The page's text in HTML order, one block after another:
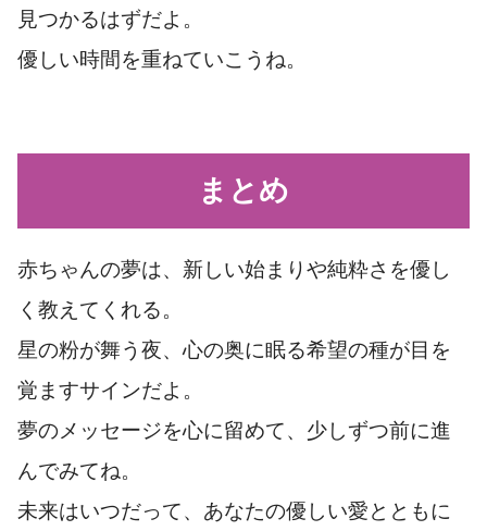
見つかるはずだよ。
優しい時間を重ねていこうね。
まとめ
赤ちゃんの夢は、新しい始まりや純粋さを優し
く教えてくれる。
星の粉が舞う夜、心の奥に眠る希望の種が目を
覚ますサインだよ。
夢のメッセージを心に留めて、少しずつ前に進
んでみてね。
未来はいつだって、あなたの優しい愛とともに